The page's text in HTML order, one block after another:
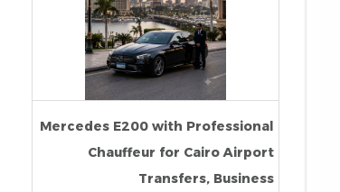
Mercedes E200 with Professional
Chauffeur for Cairo Airport
Transfers, Business